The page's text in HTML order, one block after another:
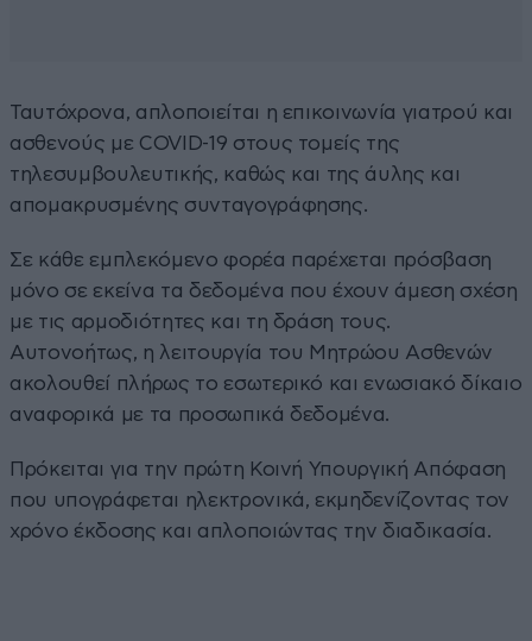
Ταυτόχρονα, απλοποιείται η επικοινωνία γιατρού και
ασθενούς με COVID-19 στους τομείς της
τηλεσυμβουλευτικής, καθώς και της άυλης και
απομακρυσμένης συνταγογράφησης.
Σε κάθε εμπλεκόμενο φορέα παρέχεται πρόσβαση
μόνο σε εκείνα τα δεδομένα που έχουν άμεση σχέση
με τις αρμοδιότητες και τη δράση τους.
Αυτονοήτως, η λειτουργία του Μητρώου Ασθενών
ακολουθεί πλήρως το εσωτερικό και ενωσιακό δίκαιο
αναφορικά με τα προσωπικά δεδομένα.
Πρόκειται για την πρώτη Κοινή Υπουργική Απόφαση
που υπογράφεται ηλεκτρονικά, εκμηδενίζοντας τον
χρόνο έκδοσης και απλοποιώντας την διαδικασία.